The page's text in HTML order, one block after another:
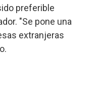
preferible
"Se pone una
extranjeras